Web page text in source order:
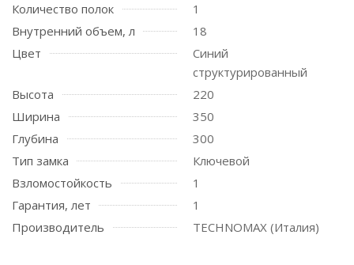
Количество полок
1
Внутренний объем, л
18
Цвет
Синий
структурированный
Высота
220
Ширина
350
Глубина
300
Тип замка
Ключевой
Взломостойкость
1
Гарантия, лет
1
Производитель
TECHNOMAX (Италия)